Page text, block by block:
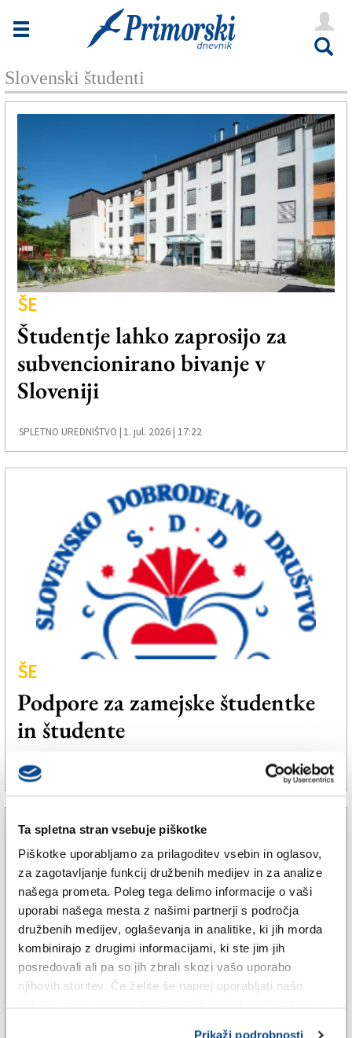
Ta spletna stran vsebuje piškotke
Piškotke uporabljamo za prilagoditev vsebin in oglasov,
za zagotavljanje funkcij družbenih medijev in za analize
našega prometa. Poleg tega delimo informacije o vaši
uporabi našega mesta z našimi partnerji s področja
družbenih medijev, oglaševanja in analitike, ki jih morda
kombinirajo z drugimi informacijami, ki ste jim jih
posredovali ali pa so jih zbrali skozi vašo uporabo
njihovih storitev. Če želite še naprej uporabljati našo
Prikaži podrobnosti
Novice
Goriška
Kultura
Še
Vreme
V Kioskih
Oglasi
Založnik
Zadruga PD
Naročnine
Slovenski študenti
ŠE
Študentje lahko zaprosijo za
subvencionirano bivanje v
Sloveniji
SPLETNO UREDNIŠTVO |1. jul. 2026 | 17:22
ŠE
Podpore za zamejske študentke
in študente
SPLETNO UREDNIŠTVO |